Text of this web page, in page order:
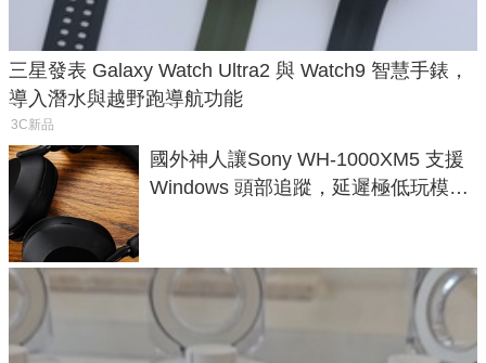
三星發表 Galaxy Watch Ultra2 與 Watch9 智慧手錶，
導入潛水與越野跑導航功能
3C新品
國外神人讓Sony WH-1000XM5 支援
Windows 頭部追蹤，延遲極低玩模擬